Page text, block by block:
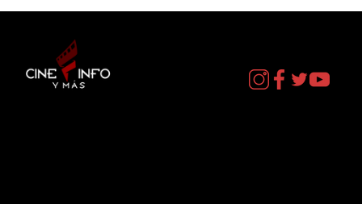
CURIOSOS por LIZ GIL